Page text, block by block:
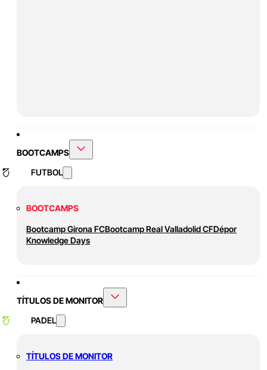
BOOTCAMPS
FUTBOL
BOOTCAMPS
Bootcamp Girona FCBootcamp Real Valladolid CFDépor
Knowledge Days
TÍTULOS DE MONITOR
PADEL
TÍTULOS DE MONITOR